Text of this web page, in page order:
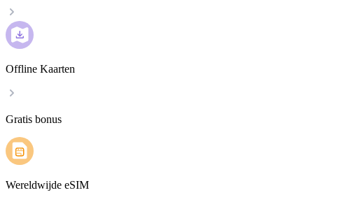
Offline Kaarten
Gratis bonus
Wereldwijde eSIM